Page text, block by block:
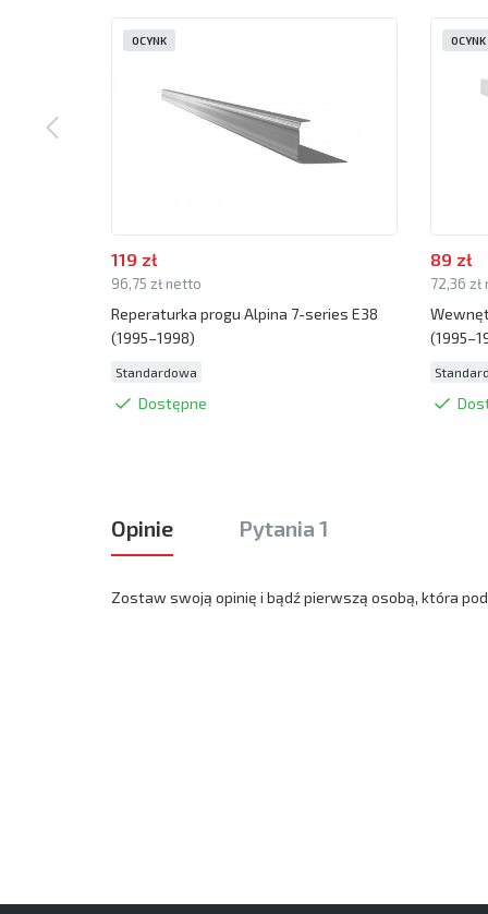
119 zł
96,75 zł netto
Reperaturka progu Alpina 7-series E38
(1995–1998)
Standardowa
Dostępne
OCYNK
89 zł
72,36
OCYNK
Opinie Pytania 1
Zostaw swoją opinię i bądź pierwszą osobą, która